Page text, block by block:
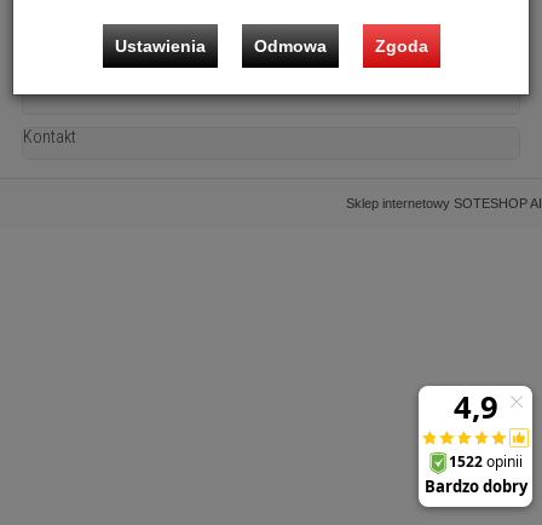
Kontakt
Sklep internetowy SOTESHOP AI
Ustawienia Odmowa Zgoda